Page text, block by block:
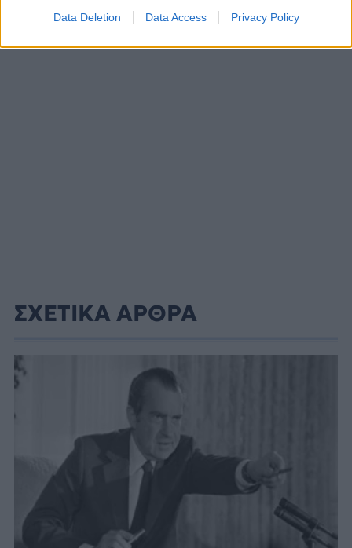
Data Deletion Data Access Privacy Policy
ΣΧΕΤΙΚΑ ΑΡΘΡΑ